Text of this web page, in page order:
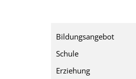
Bildungsangebot
Schule
Erziehung